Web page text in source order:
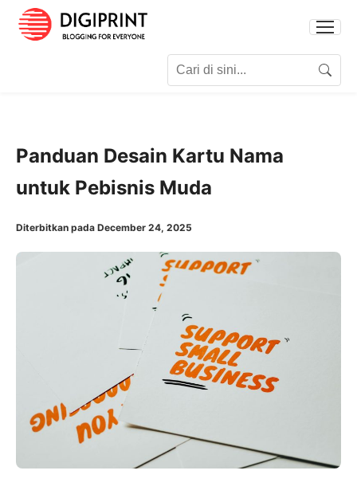
Search
Panduan Desain Kartu Nama
untuk Pebisnis Muda
Diterbitkan pada December 24, 2025